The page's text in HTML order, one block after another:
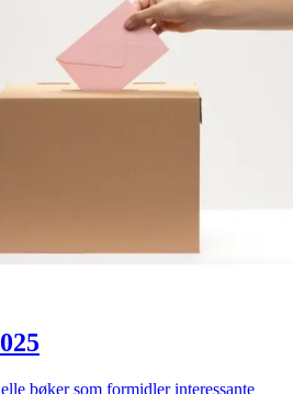
bøker som formidler interessante